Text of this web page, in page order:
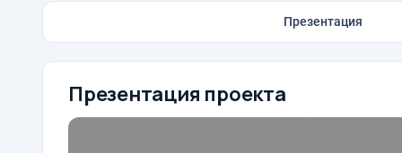
Презентация
Презентация проекта